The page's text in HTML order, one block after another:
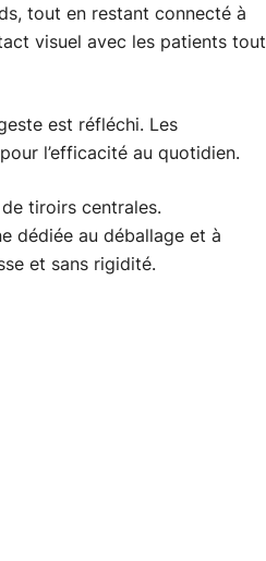
tout en restant connecté à
visuel avec les patients tout
est réfléchi. Les
l’efficacité au quotidien.
de tiroirs centrales.
dédiée au déballage et à
et sans rigidité.